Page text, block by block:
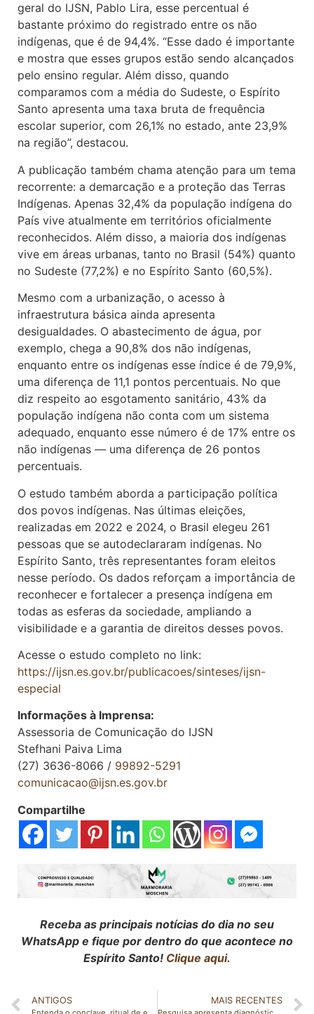
geral do IJSN, Pablo Lira, esse percentual é
bastante próximo do registrado entre os não
indígenas, que é de 94,4%. “Esse dado é importante
e mostra que esses grupos estão sendo alcançados
pelo ensino regular. Além disso, quando
comparamos com a média do Sudeste, o Espírito
Santo apresenta uma taxa bruta de frequência
escolar superior, com 26,1% no estado, ante 23,9%
na região”, destacou.
A publicação também chama atenção para um tema
recorrente: a demarcação e a proteção das Terras
Indígenas. Apenas 32,4% da população indígena do
País vive atualmente em territórios oficialmente
reconhecidos. Além disso, a maioria dos indígenas
vive em áreas urbanas, tanto no Brasil (54%) quanto
no Sudeste (77,2%) e no Espírito Santo (60,5%).
Mesmo com a urbanização, o acesso à
infraestrutura básica ainda apresenta
desigualdades. O abastecimento de água, por
exemplo, chega a 90,8% dos não indígenas,
enquanto entre os indígenas esse índice é de 79,9%,
uma diferença de 11,1 pontos percentuais. No que
diz respeito ao esgotamento sanitário, 43% da
população indígena não conta com um sistema
adequado, enquanto esse número é de 17% entre os
não indígenas — uma diferença de 26 pontos
percentuais.
O estudo também aborda a participação política
dos povos indígenas. Nas últimas eleições,
realizadas em 2022 e 2024, o Brasil elegeu 261
pessoas que se autodeclararam indígenas. No
Espírito Santo, três representantes foram eleitos
nesse período. Os dados reforçam a importância de
reconhecer e fortalecer a presença indígena em
todas as esferas da sociedade, ampliando a
visibilidade e a garantia de direitos desses povos.
Acesse o estudo completo no link:
https://ijsn.es.gov.br/publicacoes/sinteses/ijsn-
especial
Informações à Imprensa:
Assessoria de Comunicação do IJSN
Stefhani Paiva Lima
(27) 3636-8066 / 99892-5291
comunicacao@ijsn.es.gov.br
Compartilhe
Receba as principais notícias do dia no seu
WhatsApp e fique por dentro do que acontece no
Espírito Santo! Clique aqui.
ANTIGOS MAIS RECENTES